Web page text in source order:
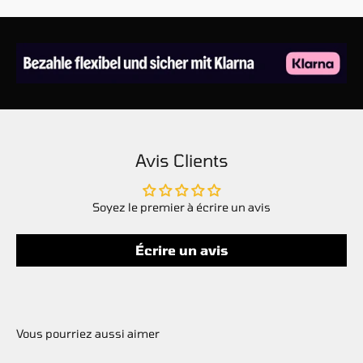
Avis Clients
Soyez le premier à écrire un avis
Écrire un avis